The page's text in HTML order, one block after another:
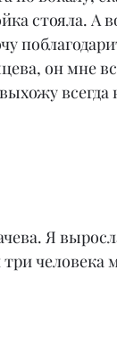
стояла. А
он мне
всегда
Я
человека